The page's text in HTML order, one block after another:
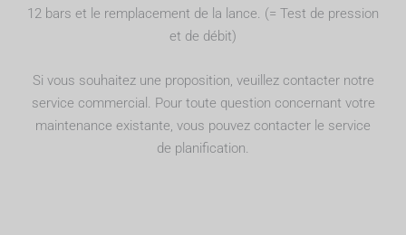
12 bars et le remplacement de la lance. (= Test de pression
et de débit)
Si vous souhaitez une proposition, veuillez contacter notre
service commercial. Pour toute question concernant votre
maintenance existante, vous pouvez contacter le service
de planification.